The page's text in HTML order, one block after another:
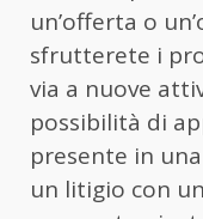
un’offerta o
sfrutterete i
via a nuove
possibilità di
presente in
un litigio con